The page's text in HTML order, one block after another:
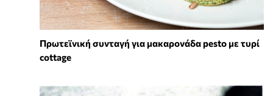
Πρωτεϊνική συνταγή για μακαρονάδα pesto με τυρί
cottage